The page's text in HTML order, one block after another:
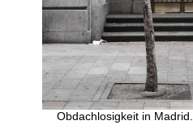
Obdachlosigkeit in Madrid.